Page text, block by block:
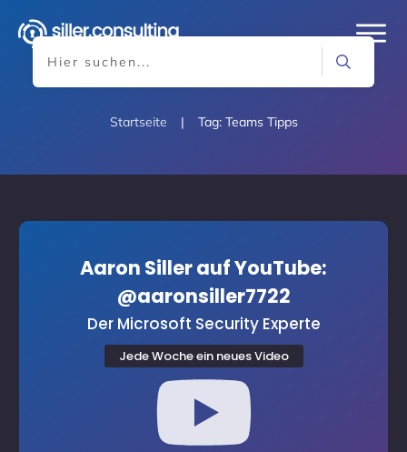
Startseite | Tag: Teams Tipps
Aaron Siller auf YouTube:
@aaronsiller7722
Der Microsoft Security Experte
Jede Woche ein neues Video